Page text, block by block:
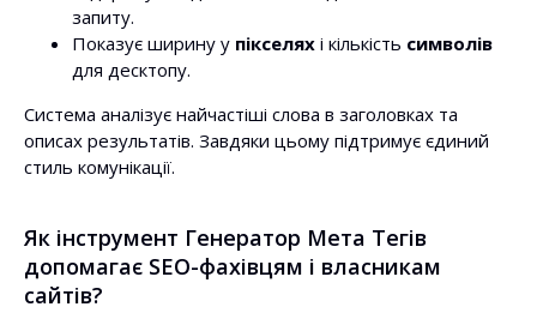
запиту.
Показує ширину у пікселях і кількість символів
для десктопу.
Система аналізує найчастіші слова в заголовках та
описах результатів. Завдяки цьому підтримує єдиний
стиль комунікації.
Як інструмент Генератор Мета Тегів
допомагає SEO-фахівцям і власникам
сайтів?